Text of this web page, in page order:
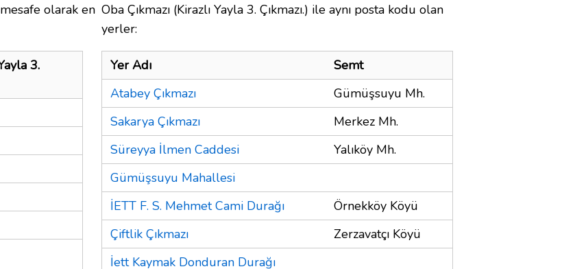
olarak en
3.
Oba Çıkmazı (Kirazlı Yayla 3. Çıkmazı.) ile aynı posta kodu olan
yerler:
Yer Adı
Semt
Atabey Çıkmazı
Gümüşsuyu Mh.
Sakarya Çıkmazı
Merkez Mh.
Süreyya İlmen Caddesi
Yalıköy Mh.
Gümüşsuyu Mahallesi
İETT F. S. Mehmet Cami Durağı
Örnekköy Köyü
Çiftlik Çıkmazı
Zerzavatçı Köyü
İett Kaymak Donduran Durağı